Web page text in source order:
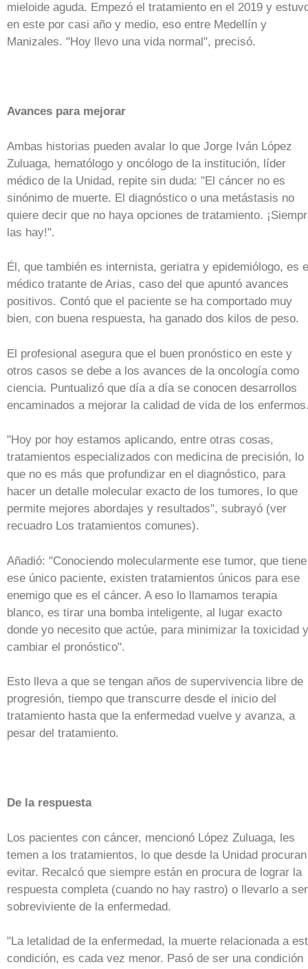
mieloide aguda. Empezó el tratamiento en el 2019 y
en este por casi año y medio, eso entre Medellín y
Manizales. "Hoy llevo una vida normal", precisó.
Avances para mejorar
Ambas historias pueden avalar lo que Jorge Iván López
Zuluaga, hematólogo y oncólogo de la institución, líder
médico de la Unidad, repite sin duda: "El cáncer no es
sinónimo de muerte. El diagnóstico o una metástasis no
quiere decir que no haya opciones de tratamiento.
las hay!".
Él, que también es internista, geriatra y epidemiólogo, es
médico tratante de Arias, caso del que apuntó avances
positivos. Contó que el paciente se ha comportado muy
bien, con buena respuesta, ha ganado dos kilos de peso.
El profesional asegura que el buen pronóstico en este y
otros casos se debe a los avances de la oncología como
ciencia. Puntualizó que día a día se conocen desarrollos
encaminados a mejorar la calidad de vida de los
"Hoy por hoy estamos aplicando, entre otras cosas,
tratamientos especializados con medicina de precisión, lo
que no es más que profundizar en el diagnóstico, para
hacer un detalle molecular exacto de los tumores, lo que
permite mejores abordajes y resultados", subrayó (ver
recuadro Los tratamientos comunes).
Añadió: "Conociendo molecularmente ese tumor, que tiene
ese único paciente, existen tratamientos únicos para ese
enemigo que es el cáncer. A eso lo llamamos terapia
blanco, es tirar una bomba inteligente, al lugar exacto
donde yo necesito que actúe, para minimizar la toxicidad y
cambiar el pronóstico".
Esto lleva a que se tengan años de supervivencia libre de
progresión, tiempo que transcurre desde el inicio del
tratamiento hasta que la enfermedad vuelve y avanza, a
pesar del tratamiento.
De la respuesta
Los pacientes con cáncer, mencionó López Zuluaga, les
temen a los tratamientos, lo que desde la Unidad procuran
evitar. Recalcó que siempre están en procura de lograr la
respuesta completa (cuando no hay rastro) o llevarlo a ser
sobreviviente de la enfermedad.
"La letalidad de la enfermedad, la muerte relacionada a
condición, es cada vez menor. Pasó de ser una condición